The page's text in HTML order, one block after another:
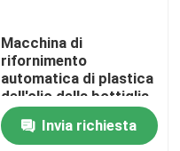
Macchina di
rifornimento
automatica di plastica
dell'olio della bottiglia
SS304 dell'ANIMALE
DOMESTICOInvia richiesta